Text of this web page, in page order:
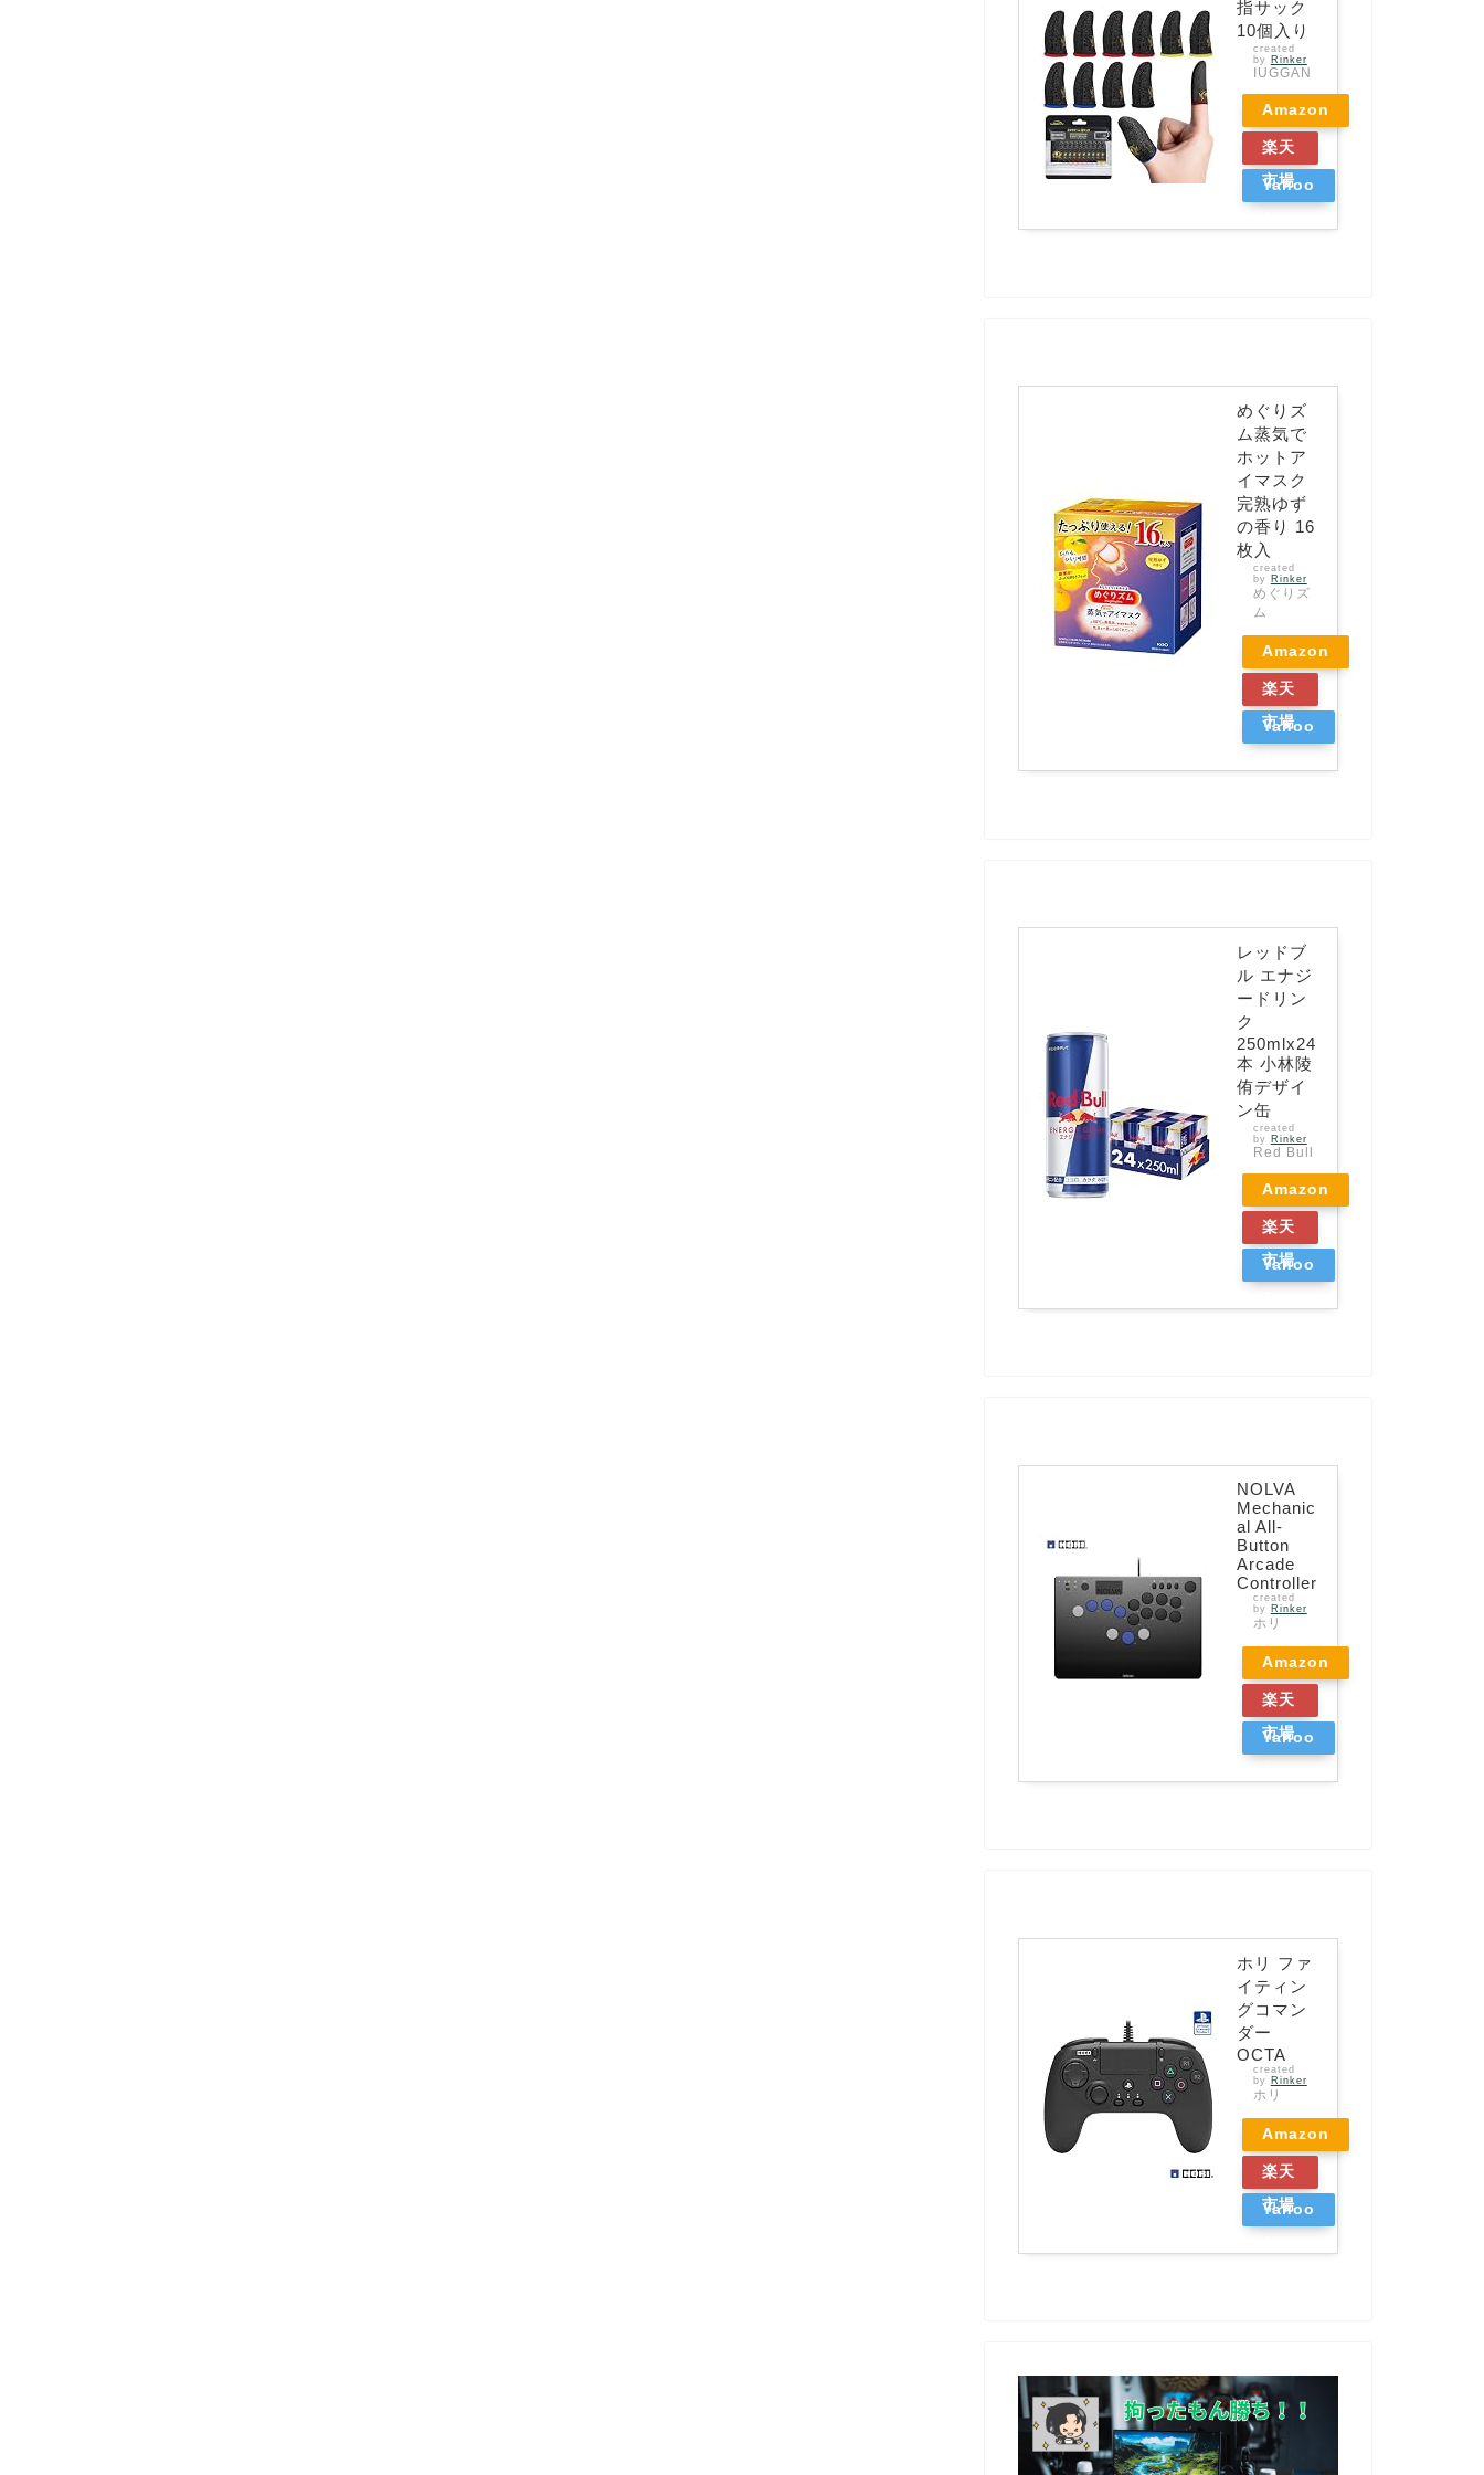
指サック
10個入り
created
by Rinker
IUGGAN
Amazon
楽天
市場
Yahoo
めぐりズ
ム蒸気で
ホットア
イマスク
完熟ゆず
の香り 16
枚入
created
by Rinker
めぐりズ
ム
Amazon
楽天
市場
Yahoo
レッドブ
ル エナジ
ードリン
ク
250mlx24
本 小林陵
侑デザイ
ン缶
created
by Rinker
Red Bull
Amazon
楽天
市場
Yahoo
NOLVA
Mechanic
al All-
Button
Arcade
Controller
created
by Rinker
ホリ
Amazon
楽天
市場
Yahoo
ホリ ファ
イティン
グコマン
ダー
OCTA
created
by Rinker
ホリ
Amazon
楽天
市場
Yahoo